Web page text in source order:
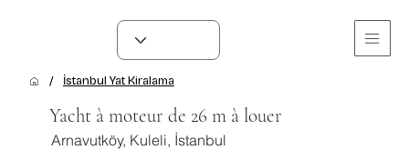
/ İstanbul Yat Kiralama
Yacht à moteur de 26 m à louer
Arnavutköy, Kuleli, İstanbul